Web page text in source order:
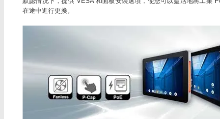
在途中進行更換。